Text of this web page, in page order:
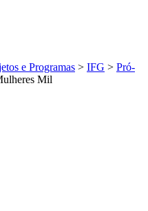
e Programas > IFG > Pró-
Mil